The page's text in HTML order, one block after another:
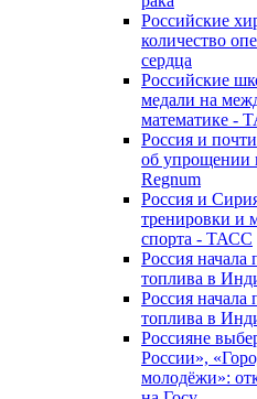
Российские
количество
сердца
Российские
медали на
математике -
Россия и
об упрощении
Regnum
Россия и
тренировки и
спорта - ТАСС
Россия начала
топлива в
Россия начала
топлива в
Россияне
России»,
молодёжи»: